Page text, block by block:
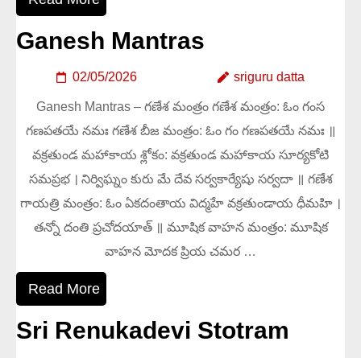
Ganesh Mantras
02/05/2026 sriguru datta
Ganesh Mantras – గణేశ మంత్రం గణేశ మంత్రం: ఓం గంస
గణపతయే నమః గణేశ బీజ మంత్రం: ఓం గం గణపతయే నమః ॥
వక్రతుండ మహాకాయ శ్లోకం: వక్రతుండ మహాకాయ సూర్యకోటి
సమప్రభ । నిర్విఘ్నం కురు మే దేవ సర్వకార్యేషు సర్వదా ॥ గణేశ
గాయత్రి మంత్రం: ఓం ఏకదంతాయ విద్మహే వక్రతుండాయ ధీమహి ।
తన్నో దంతి ప్రచోదయాత్ ॥ మూషిక వాహన మంత్రం: మూషిక
వాహన మోదక ప్రియ చమర …
Read More
Sri Renukadevi Stotram